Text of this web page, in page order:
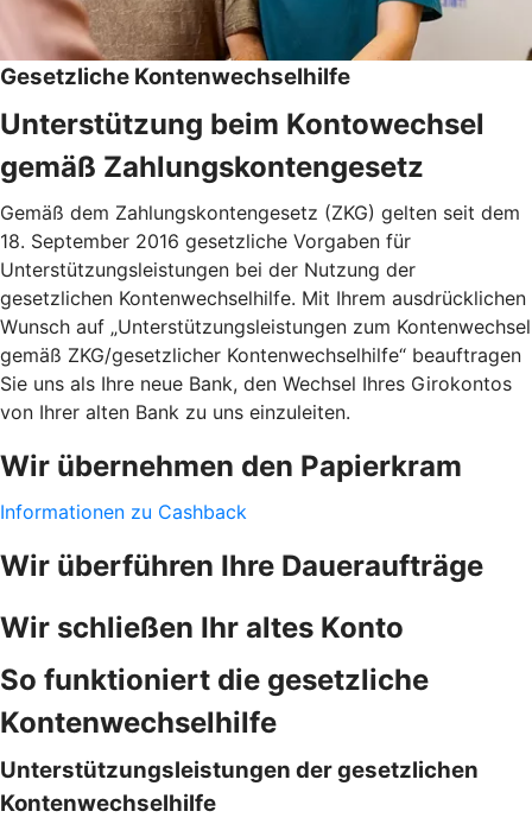
Gesetzliche Kontenwechselhilfe
Unterstützung beim Kontowechsel
gemäß Zahlungskontengesetz
Gemäß dem Zahlungskontengesetz (ZKG) gelten seit dem
18. September 2016 gesetzliche Vorgaben für
Unterstützungsleistungen bei der Nutzung der
gesetzlichen Kontenwechselhilfe. Mit Ihrem ausdrücklichen
Wunsch auf „Unterstützungsleistungen zum Kontenwechsel
gemäß ZKG/gesetzlicher Kontenwechselhilfe“ beauftragen
Sie uns als Ihre neue Bank, den Wechsel Ihres Girokontos
von Ihrer alten Bank zu uns einzuleiten.
Wir übernehmen den Papierkram
Informationen zu Cashback
Wir überführen Ihre Daueraufträge
Wir schließen Ihr altes Konto
So funktioniert die gesetzliche
Kontenwechselhilfe
Unterstützungsleistungen der gesetzlichen
Kontenwechselhilfe